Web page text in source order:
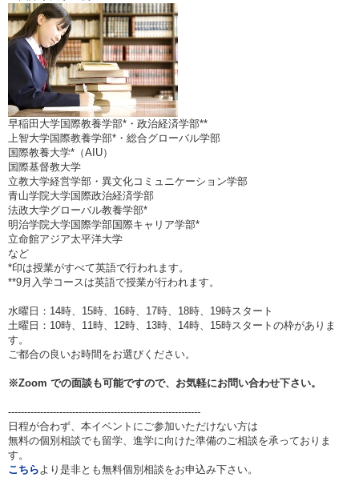
早稲田大学国際教養学部*・政治経済学部**
上智大学国際教養学部*・総合グローバル学部
国際教養大学*（AIU）
国際基督教大学
立教大学経営学部・異文化コミュニケーション学部
青山学院大学国際政治経済学部
法政大学グローバル教養学部*
明治学院大学国際学部国際キャリア学部*
立命館アジア太平洋大学
など
*印は授業がすべて英語で行われます。
**9月入学コースは英語で授業が行われます。
水曜日：14時、15時、16時、17時、18時、19時スタート
土曜日：10時、11時、12時、13時、14時、15時スタートの枠がありま
す。
ご都合の良いお時間をお選びください。
※Zoom での面談も可能ですので、お気軽にお問い合わせ下さい。
------------------------------------------------------------
日程が合わず、本イベントにご参加いただけない方は
無料の個別相談でも留学、進学に向けた準備のご相談を承っておりま
す。
こちらより是非とも無料個別相談をお申込み下さい。